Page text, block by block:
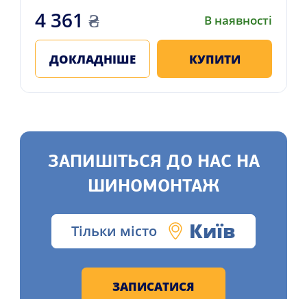
4 361 ₴ В наявності
ДОКЛАДНІШЕ КУПИТИ
ЗАПИШІТЬСЯ ДО НАС НА
ШИНОМОНТАЖ
Тільки місто Київ
ЗАПИСАТИСЯ